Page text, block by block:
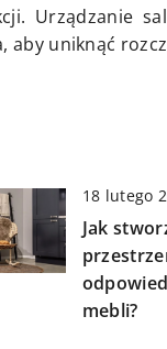
Urządzanie
aby uniknąć
18 lutego
Jak
mebli?